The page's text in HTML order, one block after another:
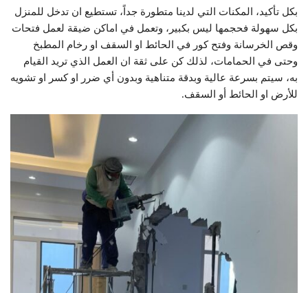
بكل تأكيد، المكنات التي لدينا متطورة جداً، تستطيع ان تدخل للمنزل
بكل سهولة فحجمها ليس بكبير، وتعمل في اماكن ضيقة لعمل فتحات
وقص الخرسانة وفتح كور في الحائط او السقف او رخام المطبخ
وحتى في الحمامات، لذلك كن على ثقة ان العمل الذي تريد القيام
به، سيتم بسرعة عالية وبدقة متناهية وبدون أي ضرر او كسر او تشويه
للأرض او الحائط أو السقف.